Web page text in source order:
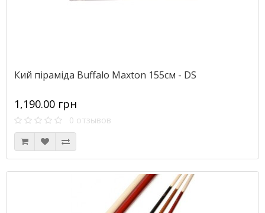
Кий піраміда Buffalo Maxton 155см - DS
1,190.00 грн
0 отзывов